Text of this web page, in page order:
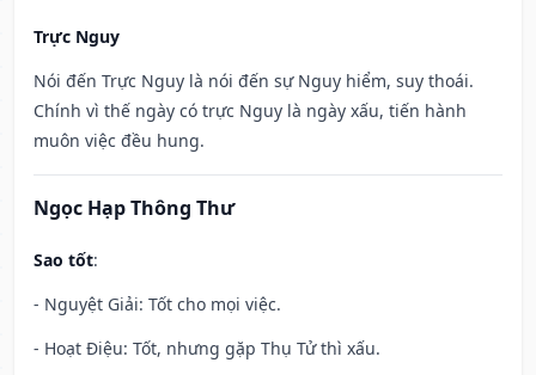
Trực Nguy
Nói đến Trực Nguy là nói đến sự Nguy hiểm, suy thoái.
Chính vì thế ngày có trực Nguy là ngày xấu, tiến hành
muôn việc đều hung.
Ngọc Hạp Thông Thư
Sao tốt:
- Nguyệt Giải: Tốt cho mọi việc.
- Hoạt Điệu: Tốt, nhưng gặp Thụ Tử thì xấu.